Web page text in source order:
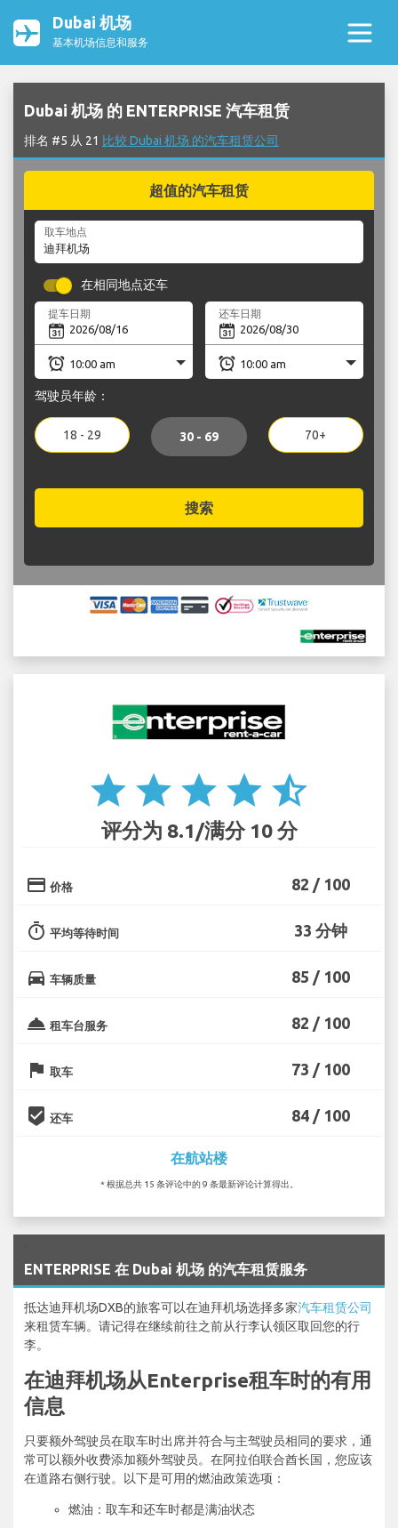
Dubai 机场
基本机场信息和服务
Dubai 机场 的 ENTERPRISE 汽车租赁
排名 #5 从 21 比较 Dubai 机场 的汽车租赁公司
超值的汽车租赁
取车地点
在相同地点还车
提车日期 还车日期
驾驶员年龄：
18 - 29 30 - 69 70+
搜索
star star star star star_half
评分为 8.1/满分 10 分
credit_card 价格 82 / 100
timer 平均等待时间 33 分钟
directions_car 车辆质量 85 / 100
room_service 租车台服务 82 / 100
flag 取车 73 / 100
beenhere 还车 84 / 100
在航站楼
* 根据总共 15 条评论中的 9 条最新评论计算得出。
ENTERPRISE 在 Dubai 机场 的汽车租赁服务
抵达迪拜机场DXB的旅客可以在迪拜机场选择多家汽车租赁公司
来租赁车辆。请记得在继续前往之前从行李认领区取回您的行
李。
在迪拜机场从Enterprise租车时的有用
信息
只要额外驾驶员在取车时出席并符合与主驾驶员相同的要求，通
常可以额外收费添加额外驾驶员。在阿拉伯联合酋长国，您应该
在道路右侧行驶。以下是可用的燃油政策选项：
燃油：取车和还车时都是满油状态